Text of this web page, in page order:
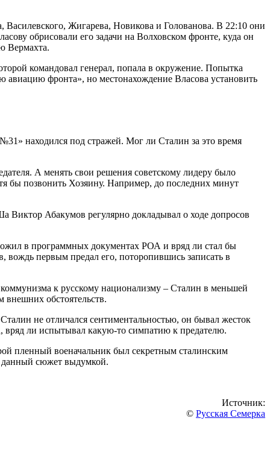
Жигарева, Новикова и Голованова. В 22:10 они
обрисовали его задачи на Волховском фронте, куда он
Вермахта.
командовал генерал, попала в окружение. Попытка
авиацию фронта», но местонахождение Власова установить
находился под стражей. Мог ли Сталин за это время
А менять свои решения советскому лидеру было
бы позвонить Хозяину. Например, до последних минут
Абакумов регулярно докладывал о ходе допросов
в программных документах РОА и вряд ли стал бы
вождь первым предал его, поторопившись записать в
к русскому национализму – Сталин в меньшей
внешних обстоятельств.
не отличался сентиментальностью, он бывал жесток
ли испытывал какую-то симпатию к предателю.
пленный военачальник был секретным сталинским
данный сюжет выдумкой.
Источник:
© Русская Семерка